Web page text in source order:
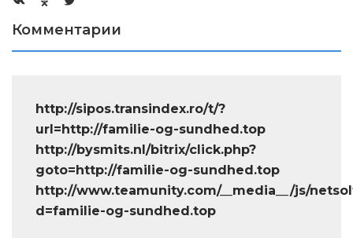
Комментарии
http://sipos.transindex.ro/t/?
url=http://familie-og-sundhed.top
http://bysmits.nl/bitrix/click.php?
goto=http://familie-og-sundhed.top
http://www.teamunity.com/__media__/js/
d=familie-og-sundhed.top